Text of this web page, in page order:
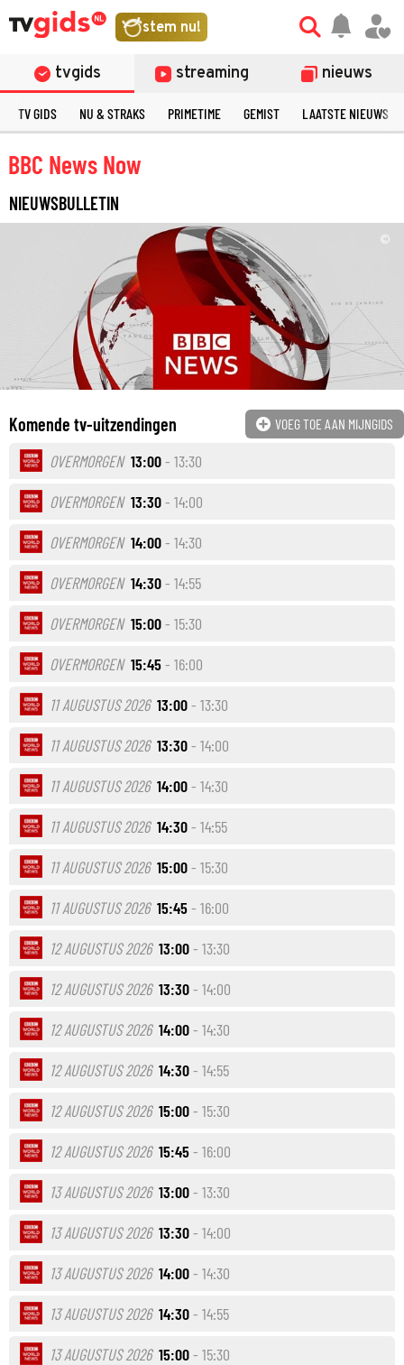
stem nu!
tvgids streaming nieuws
TV GIDS NU & STRAKS PRIMETIME GEMIST LAATSTE NIEUWS
BBC News Now
NIEUWSBULLETIN
©
Komende tv-uitzendingen VOEG TOE AAN MIJNGIDS
OVERMORGEN 13:00- 13:30
OVERMORGEN 13:30- 14:00
OVERMORGEN 14:00- 14:30
OVERMORGEN 14:30- 14:55
OVERMORGEN 15:00- 15:30
OVERMORGEN 15:45- 16:00
11 AUGUSTUS 2026 13:00- 13:30
11 AUGUSTUS 2026 13:30- 14:00
11 AUGUSTUS 2026 14:00- 14:30
11 AUGUSTUS 2026 14:30- 14:55
11 AUGUSTUS 2026 15:00- 15:30
11 AUGUSTUS 2026 15:45- 16:00
12 AUGUSTUS 2026 13:00- 13:30
12 AUGUSTUS 2026 13:30- 14:00
12 AUGUSTUS 2026 14:00- 14:30
12 AUGUSTUS 2026 14:30- 14:55
12 AUGUSTUS 2026 15:00- 15:30
12 AUGUSTUS 2026 15:45- 16:00
13 AUGUSTUS 2026 13:00- 13:30
13 AUGUSTUS 2026 13:30- 14:00
13 AUGUSTUS 2026 14:00- 14:30
13 AUGUSTUS 2026 14:30- 14:55
13 AUGUSTUS 2026 15:00- 15:30